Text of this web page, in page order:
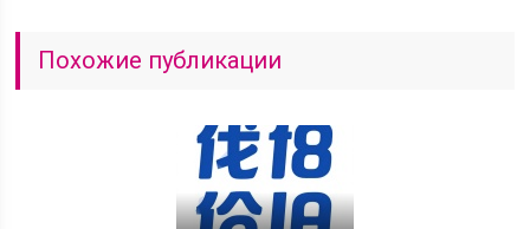
Похожие публикации